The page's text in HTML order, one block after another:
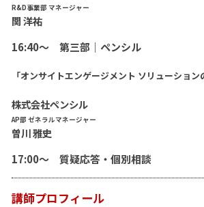
R&D事業部 マネージャー
関 洋祐
16:40〜 第三部｜ペンシル
「オンサイトエンゲージメント ソリューション
株式会社ペンシル
AP部 ゼネラルマネージャー
曽川 雅史
17:00〜 質疑応答・個別相談
講師プロフィール